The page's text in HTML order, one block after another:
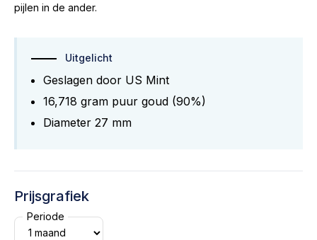
pijlen in de ander.
Uitgelicht
Geslagen door US Mint
16,718 gram puur goud (90%)
Diameter 27 mm
Prijsgrafiek
Periode